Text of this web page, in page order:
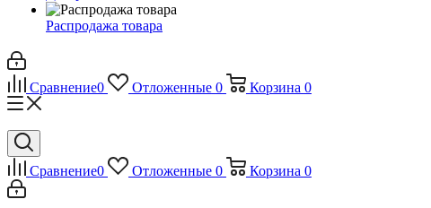
Распродажа товара
Сравнение0 Отложенные 0 Корзина 0
Сравнение0 Отложенные 0 Корзина 0